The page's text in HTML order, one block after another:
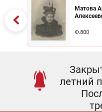
Матова
Ф.800
летний